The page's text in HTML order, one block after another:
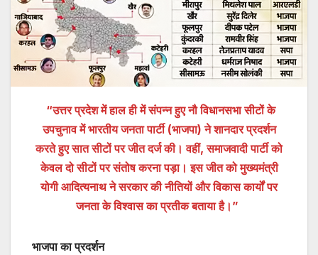
“उत्तर प्रदेश में हाल ही में संपन्न हुए नौ विधानसभा सीटों के
उपचुनाव में भारतीय जनता पार्टी (भाजपा) ने शानदार प्रदर्शन
करते हुए सात सीटों पर जीत दर्ज की। वहीं, समाजवादी पार्टी को
केवल दो सीटों पर संतोष करना पड़ा। इस जीत को मुख्यमंत्री
योगी आदित्यनाथ ने सरकार की नीतियों और विकास कार्यों पर
जनता के विश्वास का प्रतीक बताया है।”
भाजपा का प्रदर्शन